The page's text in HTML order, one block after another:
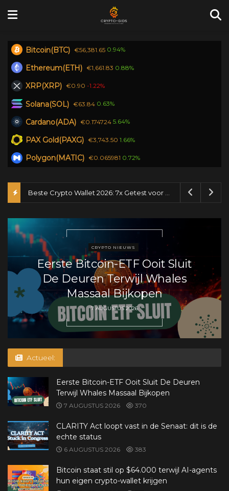
Bitcoin(BTC) €56,381.65 0.94%
Ethereum(ETH) €1,661.83 0.88%
XRP(XRP) €0.90 -1.22%
Solana(SOL) €63.84 0.63%
Cardano(ADA) €0.174724 5.64%
PAX Gold(PAXG) €3,743.50 1.66%
Polygon(MATIC) €0.065981 0.72%
6
CRYPTO NIEUWS
Eerste Bitcoin-ETF Ooit Sluit
De Deuren Terwijl Whales
Massaal Bijkopen
7 AUGUSTUS 2026
Actueel:
Eerste Bitcoin-ETF Ooit Sluit De Deuren
Terwijl Whales Massaal Bijkopen
7 AUGUSTUS 2026 370
CLARITY Act loopt vast in de Senaat: dit is de
echte status
6 AUGUSTUS 2026 383
Bitcoin staat stil op $64.000 terwijl AI-agents
hun eigen crypto-wallet krijgen